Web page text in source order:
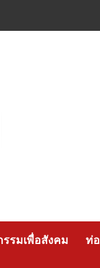
รรมเพื่อสังคม ท่อ